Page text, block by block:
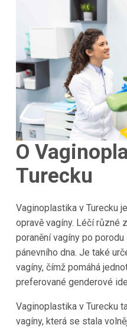
O
Turecku
Vaginoplastika v Turecku
opravě vagíny. Léčí různé
poranění vagíny po
pánevního dna. Je také
vagíny, čímž pomáhá
preferované genderové
Vaginoplastika v Turecku
vagíny, která se stala